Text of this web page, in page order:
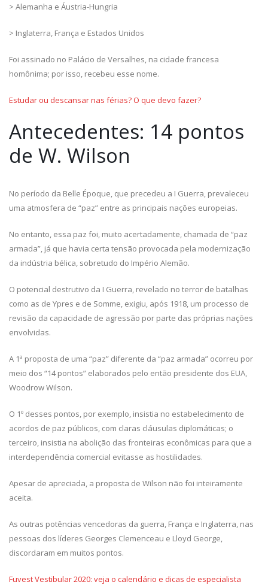
> Alemanha e Áustria-Hungria
> Inglaterra, França e Estados Unidos
Foi assinado no Palácio de Versalhes, na cidade francesa
homônima; por isso, recebeu esse nome.
Estudar ou descansar nas férias? O que devo fazer?
Antecedentes: 14 pontos
de W. Wilson
No período da Belle Époque, que precedeu a I Guerra, prevaleceu
uma atmosfera de “paz” entre as principais nações europeias.
No entanto, essa paz foi, muito acertadamente, chamada de “paz
armada”, já que havia certa tensão provocada pela modernização
da indústria bélica, sobretudo do Império Alemão.
O potencial destrutivo da I Guerra, revelado no terror de batalhas
como as de Ypres e de Somme, exigiu, após 1918, um processo de
revisão da capacidade de agressão por parte das próprias nações
envolvidas.
A 1ª proposta de uma “paz” diferente da “paz armada” ocorreu por
meio dos “14 pontos” elaborados pelo então presidente dos EUA,
Woodrow Wilson.
O 1º desses pontos, por exemplo, insistia no estabelecimento de
acordos de paz públicos, com claras cláusulas diplomáticas; o
terceiro, insistia na abolição das fronteiras econômicas para que a
interdependência comercial evitasse as hostilidades.
Apesar de apreciada, a proposta de Wilson não foi inteiramente
aceita.
As outras potências vencedoras da guerra, França e Inglaterra, nas
pessoas dos líderes Georges Clemenceau e Lloyd George,
discordaram em muitos pontos.
Fuvest Vestibular 2020: veja o calendário e dicas de especialista